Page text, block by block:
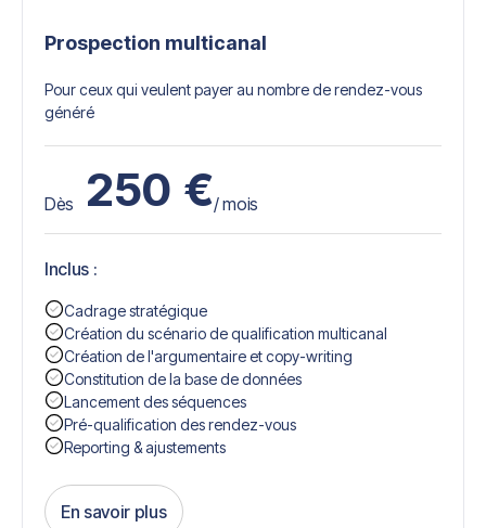
Prospection multicanal
Pour ceux qui veulent payer au nombre de rendez-vous
généré
Dès 250 €/ mois
Inclus :
Cadrage stratégique
Création du scénario de qualification multicanal
Création de l'argumentaire et copy-writing
Constitution de la base de données
Lancement des séquences
Pré-qualification des rendez-vous
Reporting & ajustements
En savoir plus